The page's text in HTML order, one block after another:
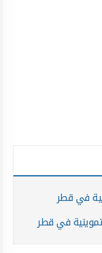
في قطر
في قطر